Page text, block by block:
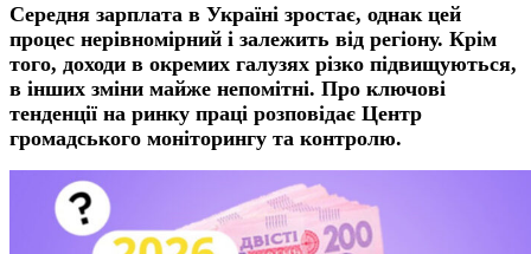
Середня зарплата в Україні зростає, однак цей
процес нерівномірний і залежить від регіону. Крім
того, доходи в окремих галузях різко підвищуються,
в інших зміни майже непомітні. Про ключові
тенденції на ринку праці розповідає Центр
громадського моніторингу та контролю.